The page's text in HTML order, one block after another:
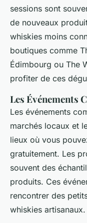
sessions sont
de nouveaux
whiskies moins
boutiques comme
Édimbourg ou The
profiter de ces
Les Événements
Les événements
marchés locaux et
lieux où vous
gratuitement. Les
souvent des
produits. Ces
rencontrer des
whiskies artisanaux.